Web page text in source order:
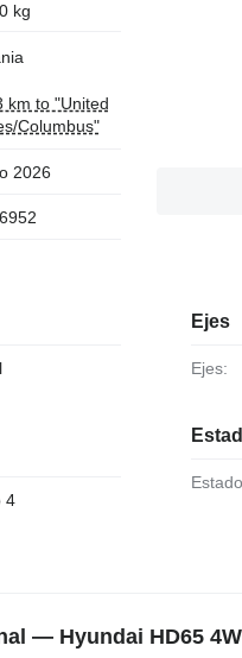
kg
km to "United
Columbus"
2026
4
Ejes
Ejes:
— Hyundai HD65